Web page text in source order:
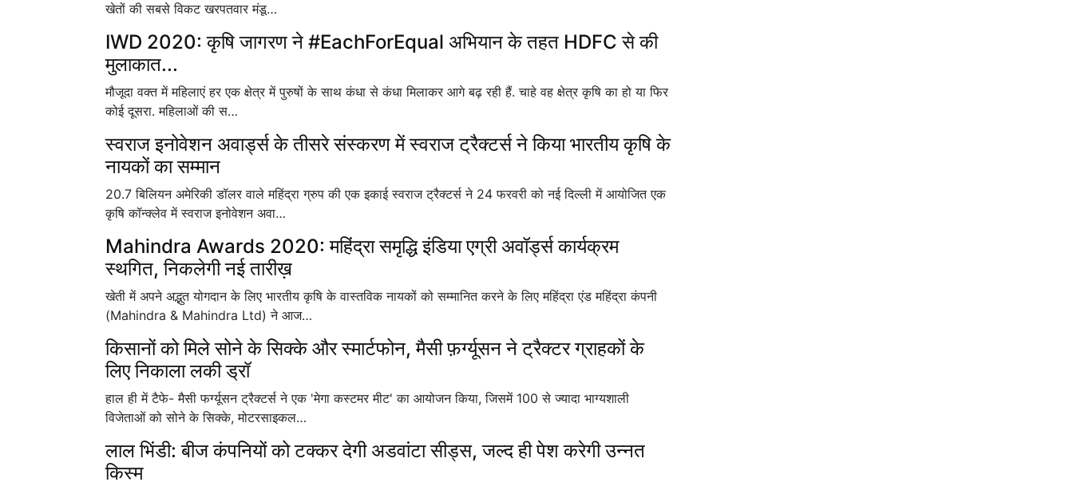
खेतों की सबसे विकट खरपतवार मंडू…
IWD 2020: कृषि जागरण ने #EachForEqual अभियान के तहत HDFC से की
मुलाकात...
मौजूदा वक्त में महिलाएं हर एक क्षेत्र में पुरुषों के साथ कंधा से कंधा मिलाकर आगे बढ़ रही हैं. चाहे वह क्षेत्र कृषि का हो या फिर
कोई दूसरा. महिलाओं की स…
स्वराज इनोवेशन अवार्ड्स के तीसरे संस्करण में स्वराज ट्रैक्टर्स ने किया भारतीय कृषि के
नायकों का सम्मान
20.7 बिलियन अमेरिकी डॉलर वाले महिंद्रा ग्रुप की एक इकाई स्वराज ट्रैक्टर्स ने 24 फरवरी को नई दिल्ली में आयोजित एक
कृषि कॉन्क्लेव में स्वराज इनोवेशन अवा…
Mahindra Awards 2020: महिंद्रा समृद्धि इंडिया एग्री अवॉर्ड्स कार्यक्रम
स्थगित, निकलेगी नई तारीख़
खेती में अपने अद्भुत योगदान के लिए भारतीय कृषि के वास्तविक नायकों को सम्मानित करने के लिए महिंद्रा एंड महिंद्रा कंपनी
(Mahindra & Mahindra Ltd) ने आज…
किसानों को मिले सोने के सिक्के और स्मार्टफोन, मैसी फ़र्ग्यूसन ने ट्रैक्टर ग्राहकों के
लिए निकाला लकी ड्रॉ
हाल ही में टैफे- मैसी फर्ग्यूसन ट्रैक्टर्स ने एक 'मेगा कस्टमर मीट' का आयोजन किया, जिसमें 100 से ज्यादा भाग्यशाली
विजेताओं को सोने के सिक्के, मोटरसाइकल…
लाल भिंडी: बीज कंपनियों को टक्कर देगी अडवांटा सीड्स, जल्द ही पेश करेगी उन्नत
किस्म